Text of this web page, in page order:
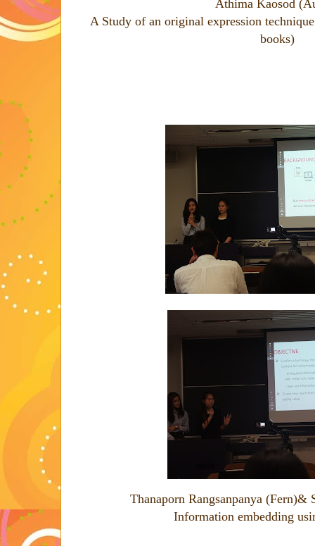
Athima Kaosod
A Study of an original expression
books)
Thanaporn Rangsanpanya
Information embedding